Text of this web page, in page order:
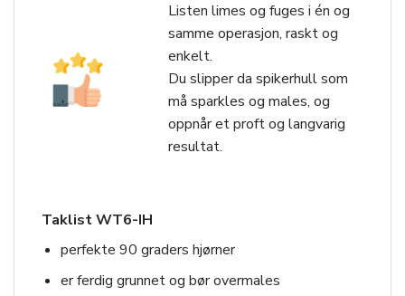
Listen limes og fuges i én og
samme operasjon, raskt og
enkelt.
Du slipper da spikerhull som
må sparkles og males, og
oppnår et proft og langvarig
resultat.
Taklist WT6-IH
perfekte 90 graders hjørner
er ferdig grunnet og bør overmales